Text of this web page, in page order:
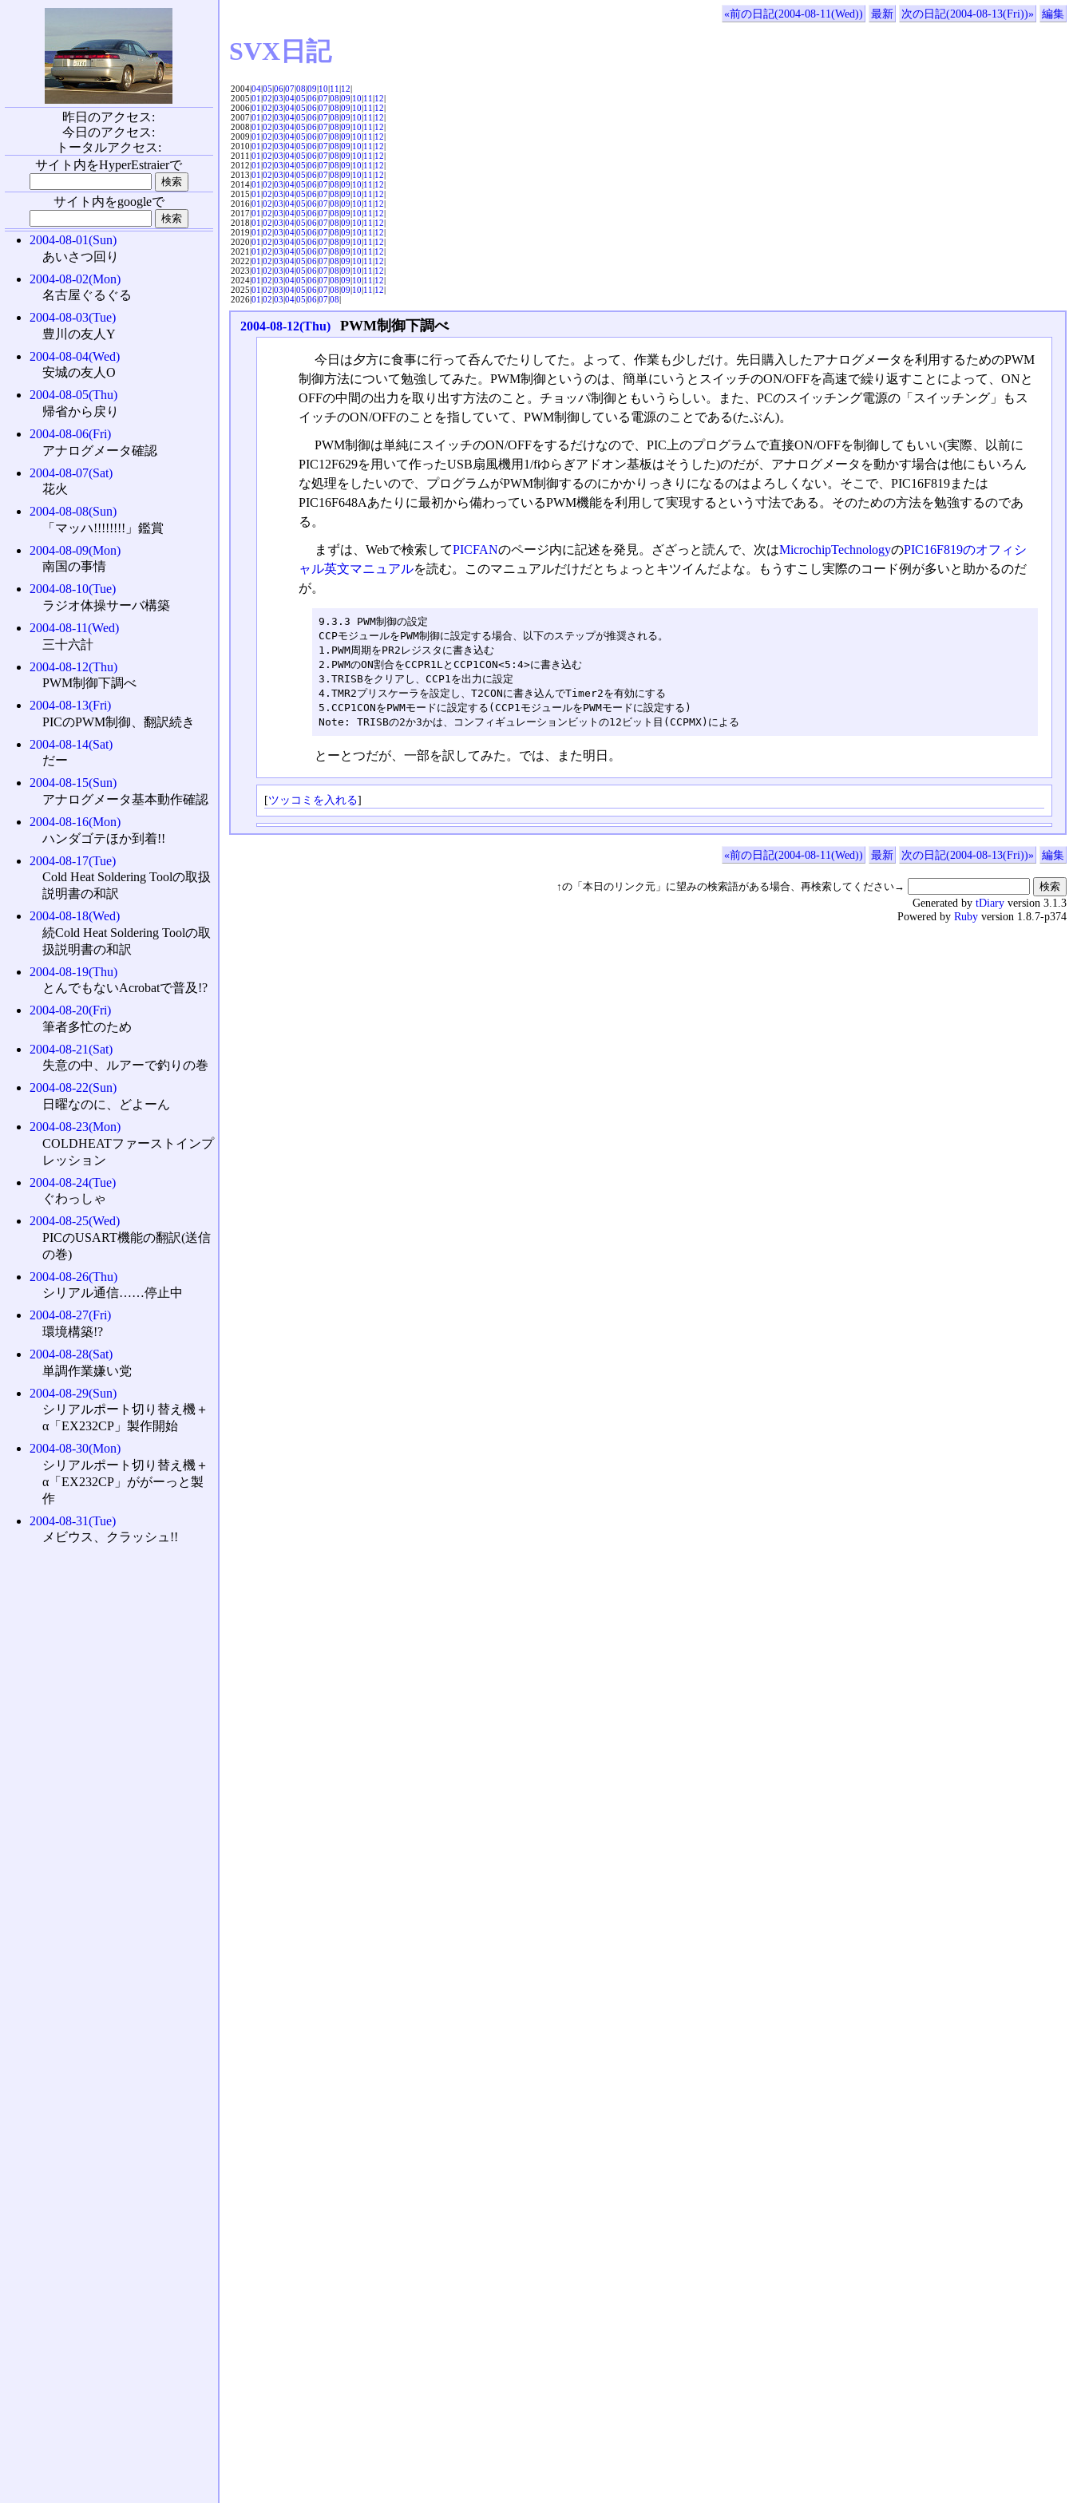
«前の日記(2004-08-11(Wed)) 最新 次の日記(2004-08-13(Fri))» 編集
SVX日記
2004|04|05|06|07|08|09|10|11|12|
2005|01|02|03|04|05|06|07|08|09|10|11|12|
2006|01|02|03|04|05|06|07|08|09|10|11|12|
2007|01|02|03|04|05|06|07|08|09|10|11|12|
2008|01|02|03|04|05|06|07|08|09|10|11|12|
2009|01|02|03|04|05|06|07|08|09|10|11|12|
2010|01|02|03|04|05|06|07|08|09|10|11|12|
2011|01|02|03|04|05|06|07|08|09|10|11|12|
2012|01|02|03|04|05|06|07|08|09|10|11|12|
2013|01|02|03|04|05|06|07|08|09|10|11|12|
2014|01|02|03|04|05|06|07|08|09|10|11|12|
2015|01|02|03|04|05|06|07|08|09|10|11|12|
2016|01|02|03|04|05|06|07|08|09|10|11|12|
2017|01|02|03|04|05|06|07|08|09|10|11|12|
2018|01|02|03|04|05|06|07|08|09|10|11|12|
2019|01|02|03|04|05|06|07|08|09|10|11|12|
2020|01|02|03|04|05|06|07|08|09|10|11|12|
2021|01|02|03|04|05|06|07|08|09|10|11|12|
2022|01|02|03|04|05|06|07|08|09|10|11|12|
2023|01|02|03|04|05|06|07|08|09|10|11|12|
2024|01|02|03|04|05|06|07|08|09|10|11|12|
2025|01|02|03|04|05|06|07|08|09|10|11|12|
2026|01|02|03|04|05|06|07|08|
2004-08-12(Thu) PWM制御下調べ
今日は夕方に食事に行って呑んでたりしてた。よって、作業も少しだけ。先日購入したアナログメータを利用するためのPWM
制御方法について勉強してみた。PWM制御というのは、簡単にいうとスイッチのON/OFFを高速で繰り返すことによって、ONと
OFFの中間の出力を取り出す方法のこと。チョッパ制御ともいうらしい。また、PCのスイッチング電源の「スイッチング」もス
イッチのON/OFFのことを指していて、PWM制御している電源のことである(たぶん)。
PWM制御は単純にスイッチのON/OFFをするだけなので、PIC上のプログラムで直接ON/OFFを制御してもいい(実際、以前に
PIC12F629を用いて作ったUSB扇風機用1/fゆらぎアドオン基板はそうした)のだが、アナログメータを動かす場合は他にもいろん
な処理をしたいので、プログラムがPWM制御するのにかかりっきりになるのはよろしくない。そこで、PIC16F819または
PIC16F648Aあたりに最初から備わっているPWM機能を利用して実現するという寸法である。そのための方法を勉強するのであ
る。
まずは、Webで検索してPICFANのページ内に記述を発見。ざざっと読んで、次はMicrochipTechnologyのPIC16F819のオフィシ
ャル英文マニュアルを読む。このマニュアルだけだとちょっとキツイんだよな。もうすこし実際のコード例が多いと助かるのだ
が。
9.3.3 PWM制御の設定
CCPモジュールをPWM制御に設定する場合、以下のステップが推奨される。
1.PWM周期をPR2レジスタに書き込む
2.PWMのON割合をCCPR1LとCCP1CON<5:4>に書き込む
3.TRISBをクリアし、CCP1を出力に設定
4.TMR2プリスケーラを設定し、T2CONに書き込んでTimer2を有効にする
5.CCP1CONをPWMモードに設定する(CCP1モジュールをPWMモードに設定する)
Note: TRISBの2か3かは、コンフィギュレーションビットの12ビット目(CCPMX)による
とーとつだが、一部を訳してみた。では、また明日。
[ツッコミを入れる]
«前の日記(2004-08-11(Wed)) 最新 次の日記(2004-08-13(Fri))» 編集
↑の「本日のリンク元」に望みの検索語がある場合、再検索してください→
昨日のアクセス:
今日のアクセス:
トータルアクセス:
サイト内をHyperEstraierで
サイト内をgoogleで
2004-08-01(Sun)
あいさつ回り
2004-08-02(Mon)
名古屋ぐるぐる
2004-08-03(Tue)
豊川の友人Y
2004-08-04(Wed)
安城の友人O
2004-08-05(Thu)
帰省から戻り
2004-08-06(Fri)
アナログメータ確認
2004-08-07(Sat)
花火
2004-08-08(Sun)
「マッハ!!!!!!!!」鑑賞
2004-08-09(Mon)
南国の事情
2004-08-10(Tue)
ラジオ体操サーバ構築
2004-08-11(Wed)
三十六計
2004-08-12(Thu)
PWM制御下調べ
2004-08-13(Fri)
PICのPWM制御、翻訳続き
2004-08-14(Sat)
だー
2004-08-15(Sun)
アナログメータ基本動作確認
2004-08-16(Mon)
ハンダゴテほか到着!!
2004-08-17(Tue)
Cold Heat Soldering Toolの取扱
説明書の和訳
2004-08-18(Wed)
続Cold Heat Soldering Toolの取
扱説明書の和訳
2004-08-19(Thu)
とんでもないAcrobatで普及!?
2004-08-20(Fri)
筆者多忙のため
2004-08-21(Sat)
失意の中、ルアーで釣りの巻
2004-08-22(Sun)
日曜なのに、どよーん
2004-08-23(Mon)
COLDHEATファーストインプ
レッション
2004-08-24(Tue)
ぐわっしゃ
2004-08-25(Wed)
PICのUSART機能の翻訳(送信
の巻)
2004-08-26(Thu)
シリアル通信……停止中
2004-08-27(Fri)
環境構築!?
2004-08-28(Sat)
単調作業嫌い党
2004-08-29(Sun)
シリアルポート切り替え機＋
α「EX232CP」製作開始
2004-08-30(Mon)
シリアルポート切り替え機＋
α「EX232CP」ががーっと製
作
2004-08-31(Tue)
メビウス、クラッシュ!!
Generated by tDiary version 3.1.3
Powered by Ruby version 1.8.7-p374